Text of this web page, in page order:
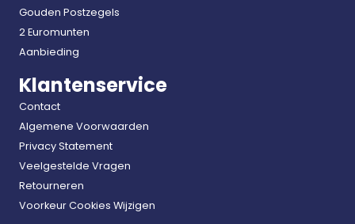
Gouden Postzegels
2 Euromunten
Aanbieding
Klantenservice
Contact
Algemene Voorwaarden
Privacy Statement
Veelgestelde Vragen
Retourneren
Voorkeur Cookies Wijzigen